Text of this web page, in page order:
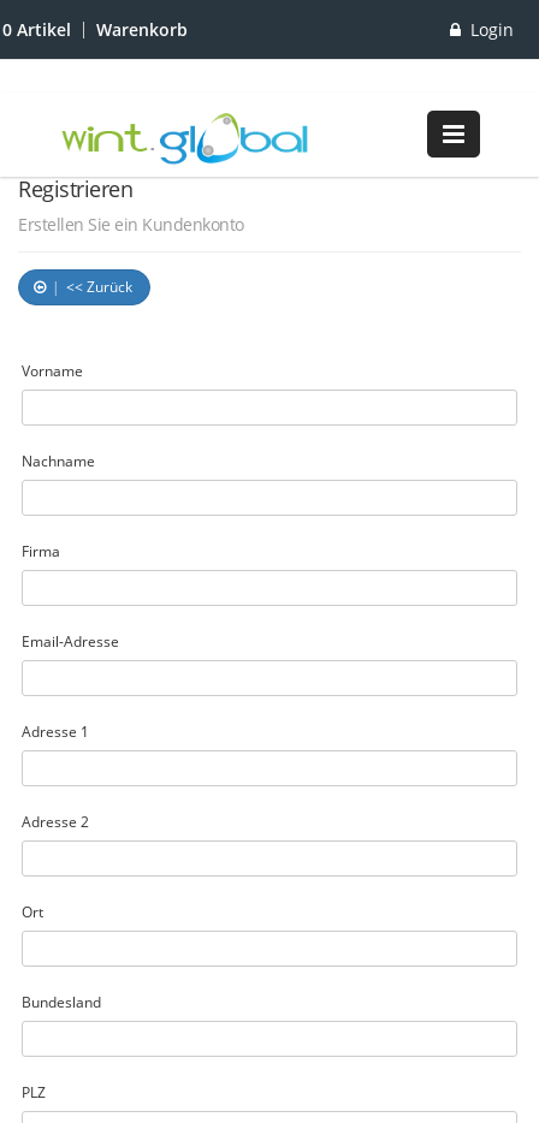
0 Artikel Warenkorb Login
Registrieren
Erstellen Sie ein Kundenkonto
<< Zurück
Vorname
Nachname
Firma
Email-Adresse
Adresse 1
Adresse 2
Ort
Bundesland
PLZ